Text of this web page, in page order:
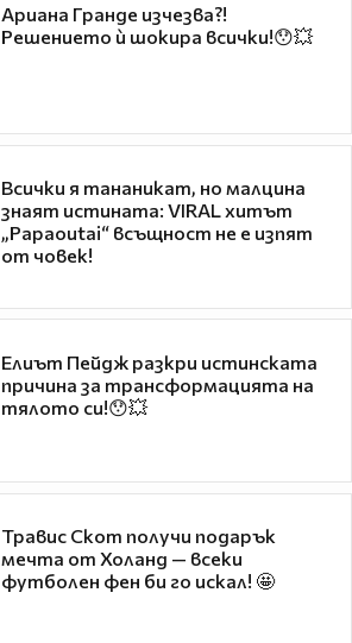
Ариана Гранде изчезва?!
Решението ѝ шокира всички!😯💥
Всички я тананикат, но малцина
знаят истината: VIRAL хитът
„Papaoutai“ всъщност не е изпят
от човек!
Елиът Пейдж разкри истинската
причина за трансформацията на
тялото си!😯💥
Травис Скот получи подарък
мечта от Холанд — всеки
футболен фен би го искал! 🤩